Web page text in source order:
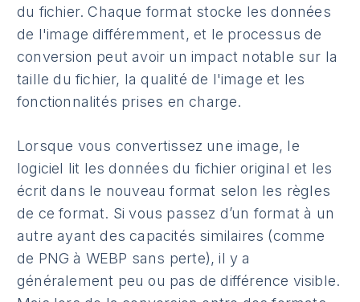
du fichier. Chaque format stocke les données
de l'image différemment, et le processus de
conversion peut avoir un impact notable sur la
taille du fichier, la qualité de l'image et les
fonctionnalités prises en charge.
Lorsque vous convertissez une image, le
logiciel lit les données du fichier original et les
écrit dans le nouveau format selon les règles
de ce format. Si vous passez d’un format à un
autre ayant des capacités similaires (comme
de PNG à WEBP sans perte), il y a
généralement peu ou pas de différence visible.